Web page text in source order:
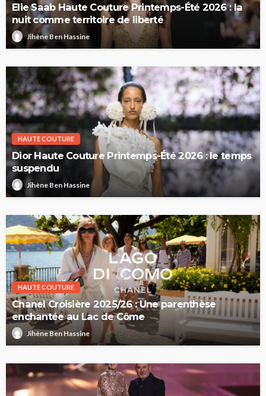
Elie Saab Haute Couture Printemps-Été 2026 : la
nuit comme territoire de liberté
Jihène Ben Hassine
HAUTE COUTURE
Dior Haute Couture Printemps-Été 2026 : le temps
suspendu
Jihène Ben Hassine
HAUTE COUTURE
Chanel Croisière 2025/26 : Une parenthèse
enchantée au Lac de Côme
Jihène Ben Hassine